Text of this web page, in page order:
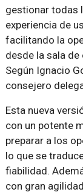
gestionar todas
experiencia de
facilitando la
desde la sala
Según Ignacio
consejero
Esta nueva
con un potente
preparar a los
lo que se
fiabilidad.
con gran